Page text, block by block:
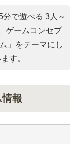
で遊べる 3人～
ゲームコンセプ
」をテーマにし
す。
情報